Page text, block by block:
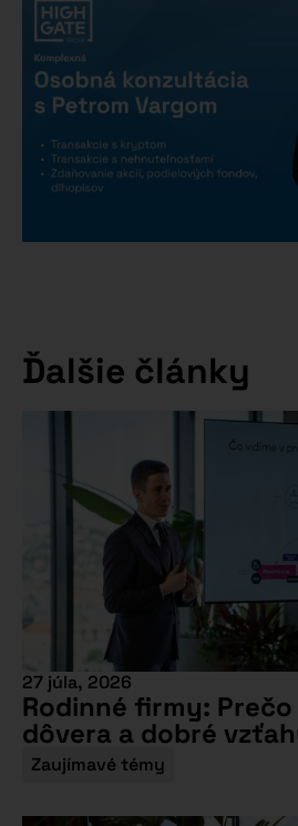
Ďalšie články
27 júla, 2026
Rodinné firmy:
dôvera a dobré
Zaujímavé témy